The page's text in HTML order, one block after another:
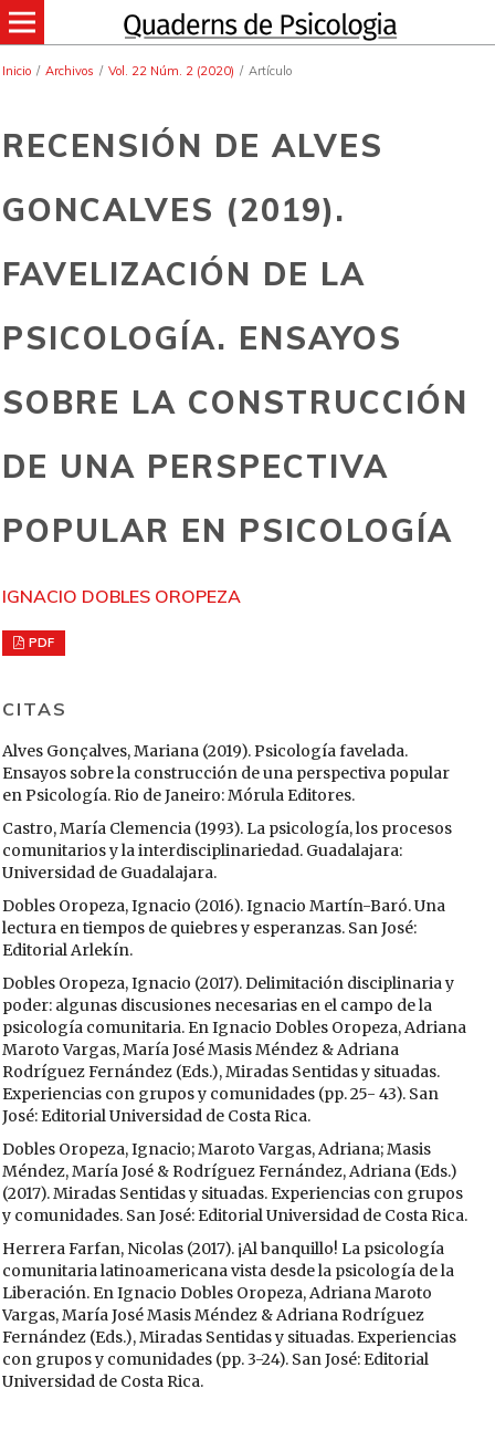
Inicio / Archivos / Vol. 22 Núm. 2 (2020) / Artículo
RECENSIÓN DE ALVES
GONCALVES (2019).
FAVELIZACIÓN DE LA
PSICOLOGÍA. ENSAYOS
SOBRE LA CONSTRUCCIÓN
DE UNA PERSPECTIVA
POPULAR EN PSICOLOGÍA
IGNACIO DOBLES OROPEZA
PDF
CITAS
Alves Gonçalves, Mariana (2019). Psicología favelada.
Ensayos sobre la construcción de una perspectiva popular
en Psicología. Rio de Janeiro: Mórula Editores.
Castro, María Clemencia (1993). La psicología, los procesos
comunitarios y la interdisciplinariedad. Guadalajara:
Universidad de Guadalajara.
Dobles Oropeza, Ignacio (2016). Ignacio Martín-Baró. Una
lectura en tiempos de quiebres y esperanzas. San José:
Editorial Arlekín.
Dobles Oropeza, Ignacio (2017). Delimitación disciplinaria y
poder: algunas discusiones necesarias en el campo de la
psicología comunitaria. En Ignacio Dobles Oropeza, Adriana
Maroto Vargas, María José Masis Méndez & Adriana
Rodríguez Fernández (Eds.), Miradas Sentidas y situadas.
Experiencias con grupos y comunidades (pp. 25- 43). San
José: Editorial Universidad de Costa Rica.
Dobles Oropeza, Ignacio; Maroto Vargas, Adriana; Masis
Méndez, María José & Rodríguez Fernández, Adriana (Eds.)
(2017). Miradas Sentidas y situadas. Experiencias con grupos
y comunidades. San José: Editorial Universidad de Costa Rica.
Herrera Farfan, Nicolas (2017). ¡Al banquillo! La psicología
comunitaria latinoamericana vista desde la psicología de la
Liberación. En Ignacio Dobles Oropeza, Adriana Maroto
Vargas, María José Masis Méndez & Adriana Rodríguez
Fernández (Eds.), Miradas Sentidas y situadas. Experiencias
con grupos y comunidades (pp. 3-24). San José: Editorial
Universidad de Costa Rica.